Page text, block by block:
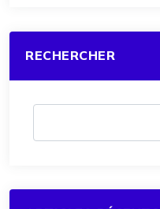
RECHERCHER